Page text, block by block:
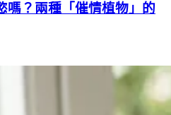
嗎？兩種「催情植物」的